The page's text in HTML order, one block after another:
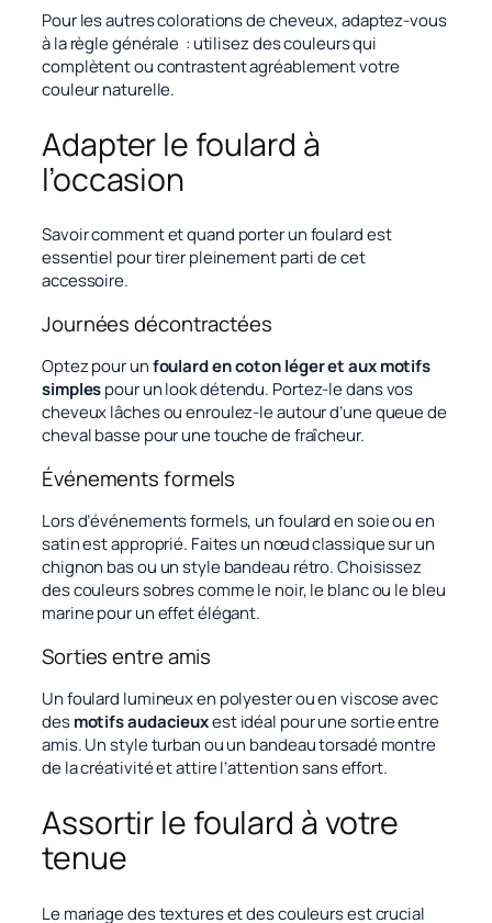
Pour les autres colorations de cheveux, adaptez-vous
à la règle générale : utilisez des couleurs qui
complètent ou contrastent agréablement votre
couleur naturelle.
Adapter le foulard à
l’occasion
Savoir comment et quand porter un foulard est
essentiel pour tirer pleinement parti de cet
accessoire.
Journées décontractées
Optez pour unfoulard en coton léger et aux motifs
simplespour un look détendu. Portez-le dans vos
cheveux lâches ou enroulez-le autour d’une queue de
cheval basse pour une touche de fraîcheur.
Événements formels
Lors d’événements formels, un foulard en soie ou en
satin est approprié. Faites un nœud classique sur un
chignon bas ou un style bandeau rétro. Choisissez
des couleurs sobres comme le noir, le blanc ou le bleu
marine pour un effet élégant.
Sorties entre amis
Un foulard lumineux en polyester ou en viscose avec
desmotifs audacieuxest idéal pour une sortie entre
amis. Un style turban ou un bandeau torsadé montre
de la créativité et attire l’attention sans effort.
Assortir le foulard à votre
tenue
Le mariage des textures et des couleurs est crucial